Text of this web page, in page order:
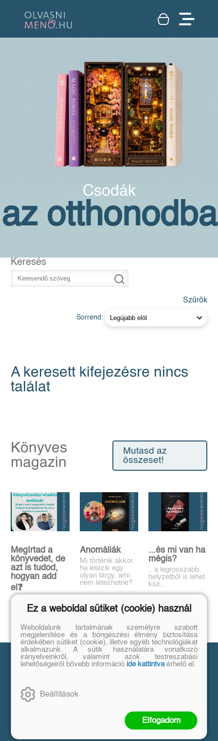
Csodák
az otthonodba
Keresés
Szűrők
Sorrend:
A keresett kifejezésre nincs
találat
Könyves
magazin
Mutasd az
összeset!
Megírtad a
könyvedet, de
azt is tudod,
hogyan add
el❓️
Időpont: június
16., 18:00-19:00
Tovább
Anomáliák
Mi történik akkor,
ha létezik egy
olyan tárgy, ami
nem létezhetne?
...és mi van ha
mégis?
...a legrosszabb
helyzetből is lehet
kiút...
Vásárlás
Tájékoztató a Simple fizetésről
Adatvédelem
Ez a weboldal sütiket (cookie) használ
Weboldalunk tartalmának személyre szabott
megjelenítése és a böngészési élmény biztosítása
érdekében sütiket (cookie), illetve egyéb technológiákat
alkalmazunk. A sütik használatára vonatkozó
irányelveinkről, valamint azok testreszabási
lehetőségeiről bővebb információ ide kattintvaérhető el.
Beállítások
Elfogadom